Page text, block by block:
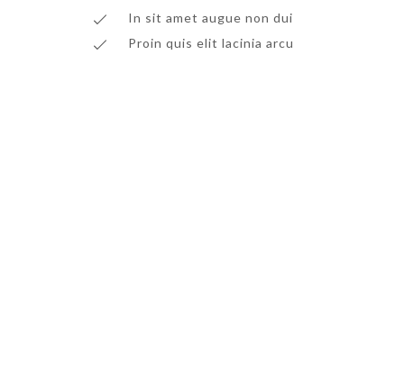
In sit amet augue non dui
Proin quis elit lacinia arcu